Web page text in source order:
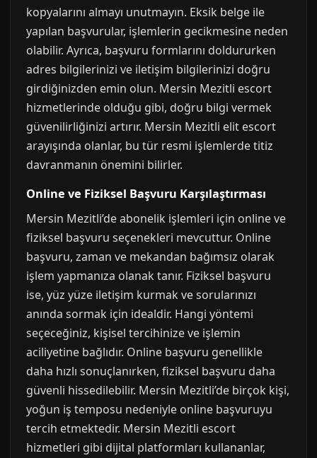
kopyalarını almayı unutmayın. Eksik belge ile
yapılan başvurular, işlemlerin gecikmesine neden
olabilir. Ayrıca, başvuru formlarını doldururken
adres bilgilerinizi ve iletişim bilgilerinizi doğru
girdiğinizden emin olun. Mersin Mezitli escort
hizmetlerinde olduğu gibi, doğru bilgi vermek
güvenilirliğinizi artırır. Mersin Mezitli elit escort
arayışında olanlar, bu tür resmi işlemlerde titiz
davranmanın önemini bilirler.
Online ve Fiziksel Başvuru Karşılaştırması
Mersin Mezitli’de abonelik işlemleri için online ve
fiziksel başvuru seçenekleri mevcuttur. Online
başvuru, zaman ve mekandan bağımsız olarak
işlem yapmanıza olanak tanır. Fiziksel başvuru
ise, yüz yüze iletişim kurmak ve sorularınızı
anında sormak için idealdir. Hangi yöntemi
seçeceğiniz, kişisel tercihinize ve işlemin
aciliyetine bağlıdır. Online başvuru genellikle
daha hızlı sonuçlanırken, fiziksel başvuru daha
güvenli hissedilebilir. Mersin Mezitli’de birçok kişi,
yoğun iş temposu nedeniyle online başvuruyu
tercih etmektedir. Mersin Mezitli escort
hizmetleri gibi dijital platformları kullananlar,